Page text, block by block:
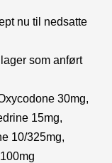
nu til nedsatte
som anført
30mg,
15mg,
10/325mg,